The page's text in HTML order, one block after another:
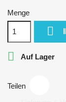
Menge

 Auf Lager
Teilen